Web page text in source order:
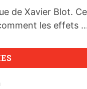
de Xavier Blot.
les effets